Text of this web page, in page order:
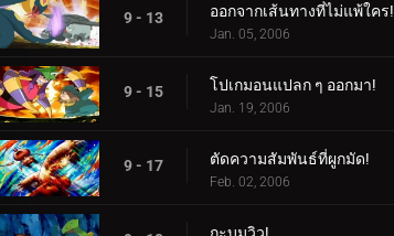
9 - 13 ออกจากเส้นทางที่ไม่แพ้ใคร!
Jan. 05, 2006
9 - 15 โปเกมอนแปลก ๆ ออกมา!
Jan. 19, 2006
9 - 17 ตัดความสัมพันธ์ที่ผูกมัด!
Feb. 02, 2006
กะบูมวิว!